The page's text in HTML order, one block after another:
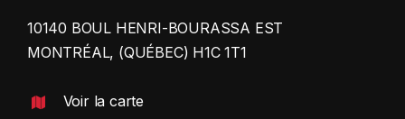
10140 BOUL HENRI-BOURASSA EST
MONTRÉAL, (QUÉBEC) H1C 1T1
Voir la carte